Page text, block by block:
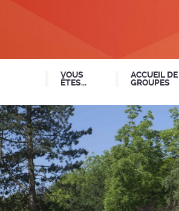
VOUS
ÊTES...
ACCUEIL DE
GROUPES